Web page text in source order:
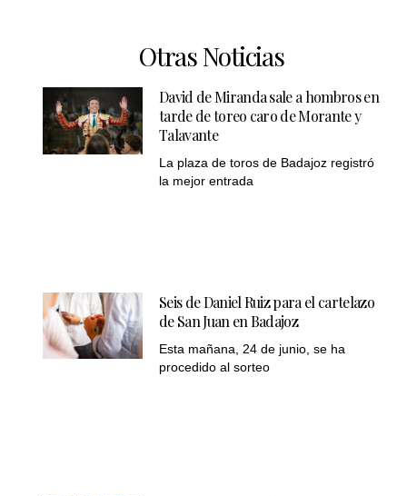
Otras Noticias
David de Miranda sale a hombros en
tarde de toreo caro de Morante y
Talavante
La plaza de toros de Badajoz registró
la mejor entrada
Seis de Daniel Ruiz para el cartelazo
de San Juan en Badajoz
Esta mañana, 24 de junio, se ha
procedido al sorteo